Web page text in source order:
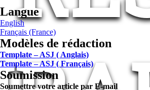
Langue
English
Français (France)
Modèles de rédaction
Template – ASJ ( Anglais)
Template – ASJ ( Français)
Soumission
Soumettre votre article par E-mail